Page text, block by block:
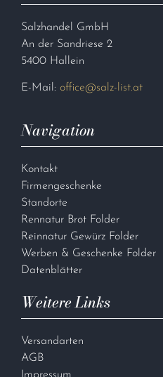
Salzhandel GmbH
An der Sandriese 2
5400 Hallein
E-Mail: office@salz-list.at
Navigation
Kontakt
Firmengeschenke
Standorte
Rennatur Brot Folder
Reinnatur Gewürz Folder
Werben & Geschenke Folder
Datenblätter
Weitere Links
Versandarten
AGB
Impressum